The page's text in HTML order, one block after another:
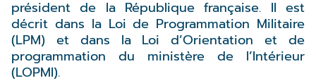
président de la République française. Il est
décrit dans la Loi de Programmation Militaire
(LPM) et dans la Loi d’Orientation et de
programmation du ministère de l’Intérieur
(LOPMI).